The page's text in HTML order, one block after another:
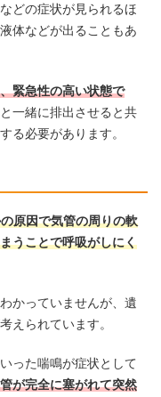
どの症状が見られるほ
体などが出ることもあ
緊急性の高い状態で
一緒に排出させると共
る必要があります。
原因で気管の周りの軟
うことで呼吸がしにく
かっていませんが、遺
えられています。
った喘鳴が症状として
が完全に塞がれて突然